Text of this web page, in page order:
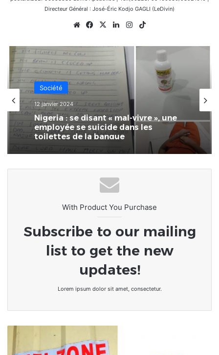
Directeur Général : José-Éric Kodjo GAGLI (LeDivin)
WebsiteFacebook
X LinkedinInstagram
Société
12 janvier 2024
Nigeria : se disant « mal-vivre », une
employée se suicide dans les
toilettes de la banque
With Product You Purchase
Subscribe to our mailing
list to get the new
updates!
Lorem ipsum dolor sit amet, consectetur.